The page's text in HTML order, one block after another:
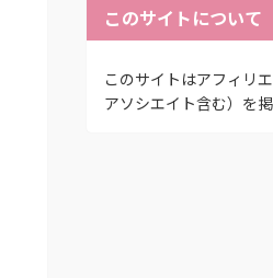
このサイトについて
このサイトはアフィリ
アソシエイト含む）を掲